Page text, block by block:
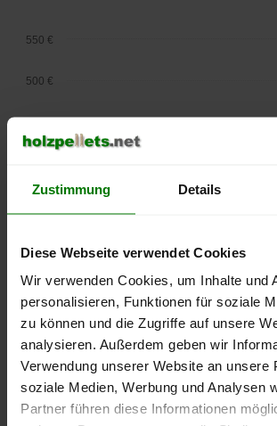
Zustimmung Details
Diese Webseite verwendet Cookies
Wir verwenden Cookies, um Inhalte und
personalisieren, Funktionen für soziale
zu können und die Zugriffe auf unsere
analysieren. Außerdem geben wir
Verwendung unserer Website an unsere
soziale Medien, Werbung und Analysen
Partner führen diese Informationen
lose Ware Sackware
September
Januar
250 €
500 €
550 €
Die aktuelle Preisentwicklung für
können Sie jederzeit auf unserer
nachvollziehen.